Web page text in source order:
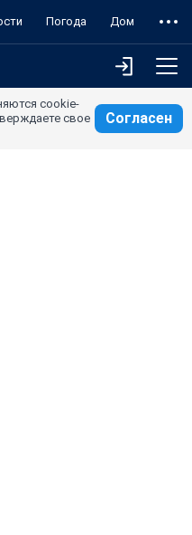
Погода Дом
cookie-
свое
Согласен